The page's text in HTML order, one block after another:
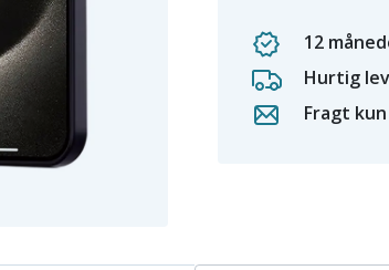
12
Hurtig
Fragt kun